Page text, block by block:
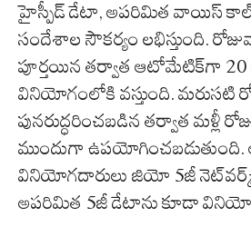
హైస్పీడ్ డేటా, అపరిమిత వాయిస్
సందేశాల సౌకర్యం లభిస్తుంది.
పూర్తయిన తర్వాత ఆటోమేటిక్‌గా 20
వినియోగంలోకి వస్తుంది. మరుసటి
పునరుద్ధరించబడిన తర్వాత మళ్లీ
ముందుగా ఉపయోగించబడుతుంది.
వినియోగదారులు జియో 5జీ నెట్‌వర్క్
అపరిమిత 5జీ డేటాను కూడా